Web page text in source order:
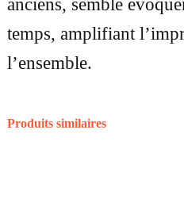
r
u
c
f
anciens, semble
temps, amplifiant
l’ensemble.
Produits similaires